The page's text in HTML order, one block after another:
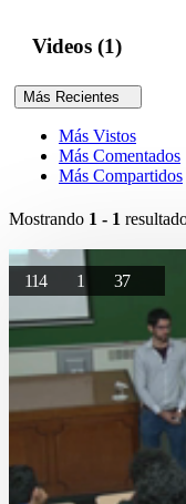
Videos (1)
Más Recientes
Más Vistos
Más Comentados
Más Compartidos
Mostrando 1 - 1
114 1 37